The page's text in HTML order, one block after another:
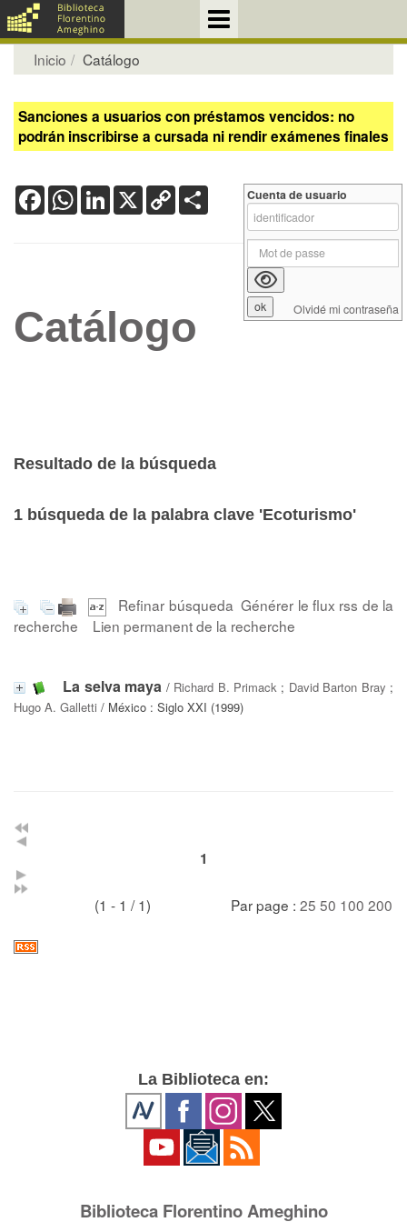
Inicio Catálogo
Sanciones a usuarios con préstamos vencidos: no
podrán inscribirse a cursada ni rendir exámenes finales
FacebookWhatsApp
LinkedIn
X Copy
Link
Catálogo
Resultado de la búsqueda
1 búsqueda de la palabra clave 'Ecoturismo'
Refinar búsqueda Générer le flux rss de la
recherche
Lien permanent de la recherche
La selva maya / Richard B. Primack; David Barton Bray ;
Hugo A. Galletti / México : Siglo XXI (1999)
1
(1 - 1 / 1) Par page : 25 50 100 200
Cuenta de usuario
Olvidé mi contraseña
La Biblioteca en:
Biblioteca Florentino Ameghino